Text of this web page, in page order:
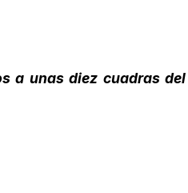
a unas diez cuadras